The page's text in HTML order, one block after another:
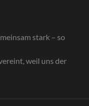
stark – so
weil uns der